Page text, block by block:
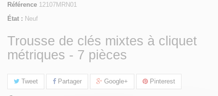
Référence 12107MRN01
État : Neuf
Trousse de clés mixtes à cliquet
métriques - 7 pièces
Tweet Partager Google+ Pinterest